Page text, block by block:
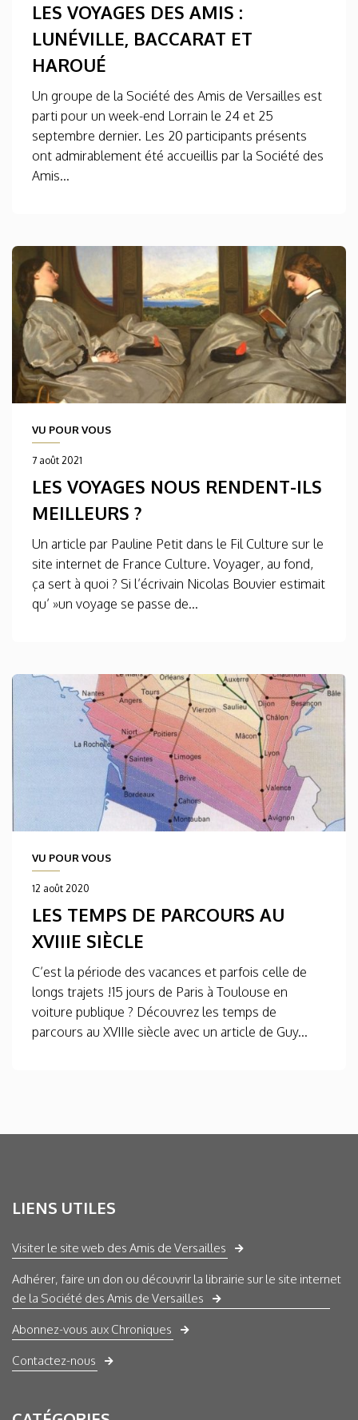
LES VOYAGES DES AMIS :
LUNÉVILLE, BACCARAT ET
HAROUÉ
Un groupe de la Société des Amis de Versailles est
parti pour un week-end Lorrain le 24 et 25
septembre dernier. Les 20 participants présents
ont admirablement été accueillis par la Société des
Amis...
VU POUR VOUS
7 août 2021
LES VOYAGES NOUS RENDENT-ILS
MEILLEURS ?
Un article par Pauline Petit dans le Fil Culture sur le
site internet de France Culture. Voyager, au fond,
ça sert à quoi ? Si l’écrivain Nicolas Bouvier estimait
qu’ »un voyage se passe de...
VU POUR VOUS
12 août 2020
LES TEMPS DE PARCOURS AU
XVIIIE SIÈCLE
C’est la période des vacances et parfois celle de
longs trajets !15 jours de Paris à Toulouse en
voiture publique ? Découvrez les temps de
parcours au XVIIIe siècle avec un article de Guy...
LIENS UTILES
Visiter le site web des Amis de Versailles
Adhérer, faire un don ou découvrir la librairie sur le site internet
de la Société des Amis de Versailles
Abonnez-vous aux Chroniques
Contactez-nous